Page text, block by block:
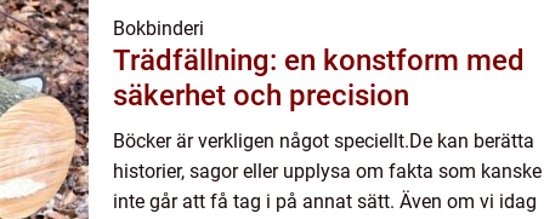
Bokbinderi
Trädfällning: en konstform med
säkerhet och precision
Böcker är verkligen något speciellt.De kan berätta
historier, sagor eller upplysa om fakta som kanske
inte går att få tag i på annat sätt. Även om vi idag